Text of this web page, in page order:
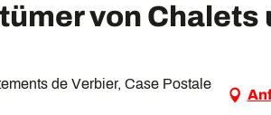
von Chalets
de Verbier, Case Postale